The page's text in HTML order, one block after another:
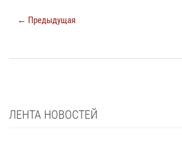
← Предыдущая
ЛЕНТА НОВОСТЕЙ